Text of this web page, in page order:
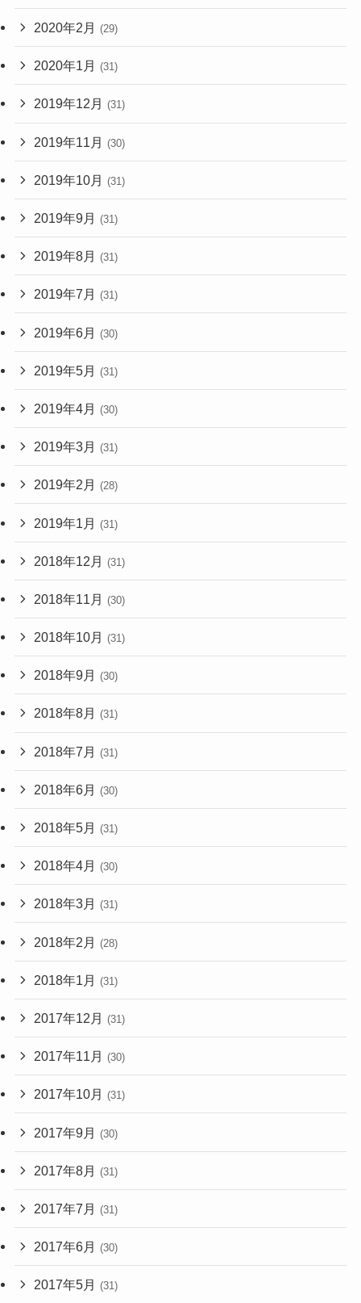
2020年2月 (29)
2020年1月 (31)
2019年12月 (31)
2019年11月 (30)
2019年10月 (31)
2019年9月 (31)
2019年8月 (31)
2019年7月 (31)
2019年6月 (30)
2019年5月 (31)
2019年4月 (30)
2019年3月 (31)
2019年2月 (28)
2019年1月 (31)
2018年12月 (31)
2018年11月 (30)
2018年10月 (31)
2018年9月 (30)
2018年8月 (31)
2018年7月 (31)
2018年6月 (30)
2018年5月 (31)
2018年4月 (30)
2018年3月 (31)
2018年2月 (28)
2018年1月 (31)
2017年12月 (31)
2017年11月 (30)
2017年10月 (31)
2017年9月 (30)
2017年8月 (31)
2017年7月 (31)
2017年6月 (30)
2017年5月 (31)